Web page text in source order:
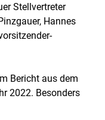
Stellvertreter
Hannes
Bericht aus dem
2022. Besonders